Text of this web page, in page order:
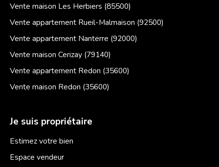
Vente maison Les Herbiers (85500)
Vente appartement Rueil-Malmaison (92500)
Vente appartement Nanterre (92000)
Vente maison Cerizay (79140)
Vente appartement Redon (35600)
Vente maison Redon (35600)
Je suis propriétaire
Estimez votre bien
Espace vendeur